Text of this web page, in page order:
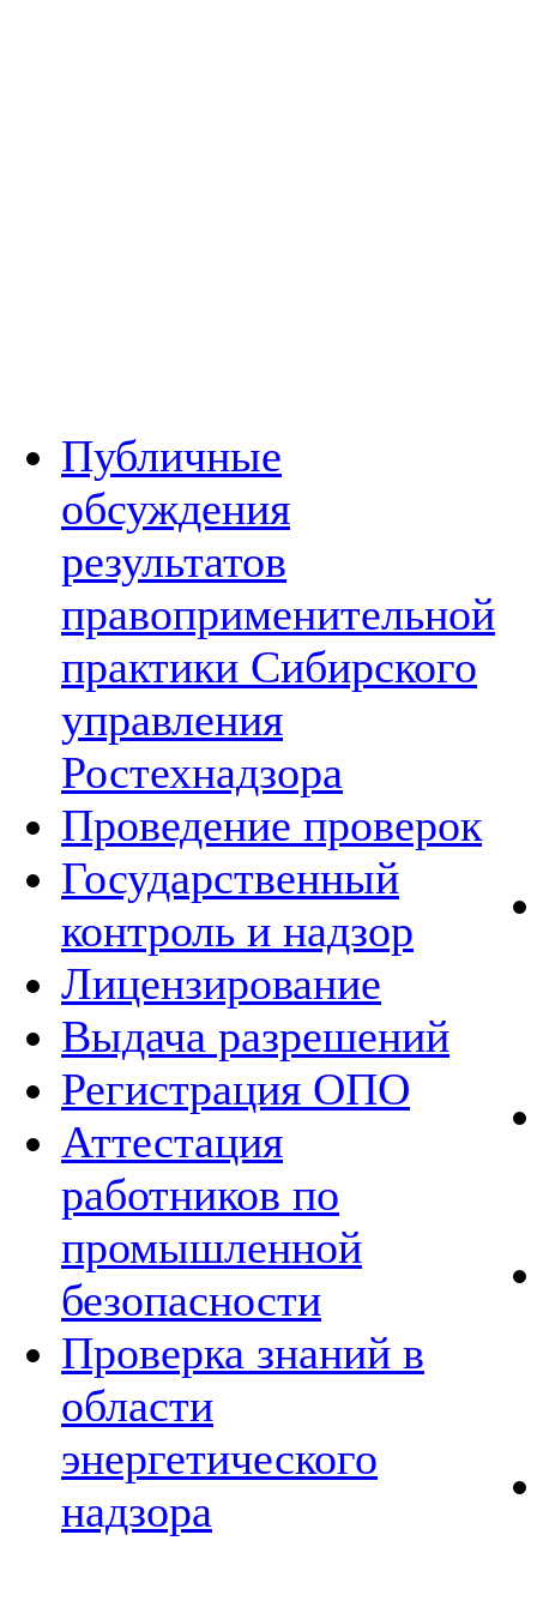
Публичные
обсуждения
результатов
правоприменительной
практики Сибирского
управления
Ростехнадзора
Проведение проверок
Государственный
контроль и надзор
Лицензирование
Выдача разрешений
Регистрация ОПО
Аттестация
работников по
промышленной
безопасности
Проверка знаний в
области
энергетического
надзора